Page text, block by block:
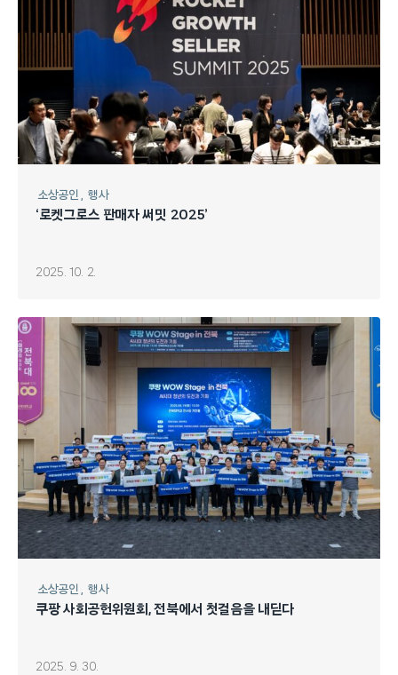
소상공인 행사
‘로켓그로스 판매자 써밋 2025’
2025. 10. 2.
소상공인 행사
쿠팡 사회공헌위원회, 전북에서 첫걸음을 내딛다
2025. 9. 30.